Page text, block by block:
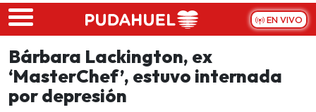
Skip to main content
EN VIVO
Bárbara Lackington, ex
‘MasterChef’, estuvo internada
por depresión